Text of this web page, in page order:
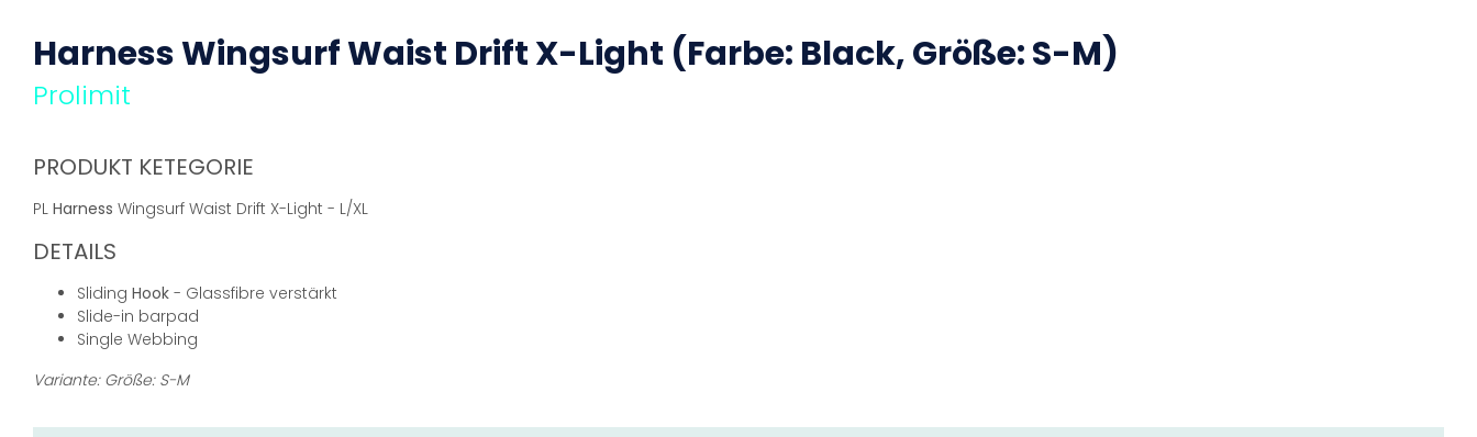
HarnessWingsurf Waist Drift X-Light (Farbe: Black, Größe: S-M)
Prolimit
PRODUKT KETEGORIE
PL Harness Wingsurf Waist Drift X-Light - L/XL
DETAILS
Sliding Hook - Glassfibre verstärkt
Slide-in barpad
Single Webbing
Variante: Größe: S-M